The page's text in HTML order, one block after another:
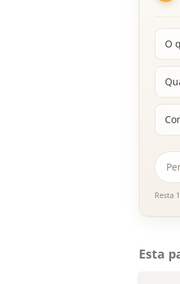
O
Resta
Esta